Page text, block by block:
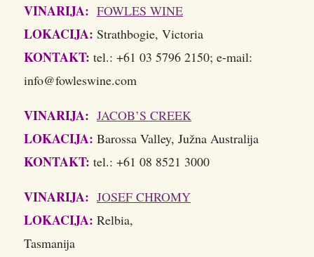
VINARIJA: FOWLES WINE
LOKACIJA: Strathbogie, Victoria
KONTAKT: tel.: +61 03 5796 2150; e-mail:
info@fowleswine.com
VINARIJA: JACOB’S CREEK
LOKACIJA: Barossa Valley, Južna Australija
KONTAKT: tel.: +61 08 8521 3000
VINARIJA: JOSEF CHROMY
LOKACIJA: Relbia,